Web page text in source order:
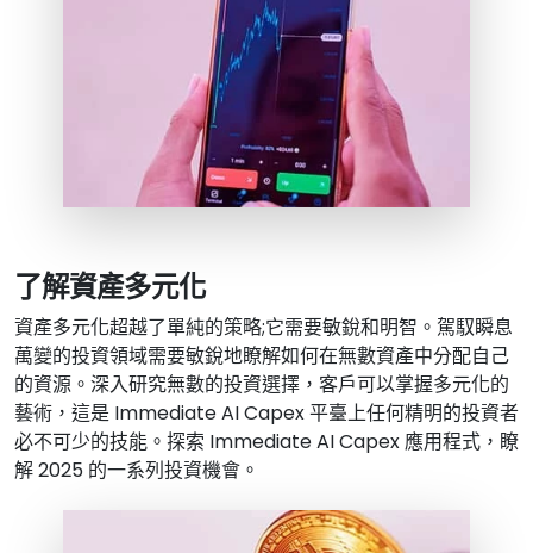
了解資產多元化
資產多元化超越了單純的策略;它需要敏銳和明智。駕馭瞬息
萬變的投資領域需要敏銳地瞭解如何在無數資產中分配自己
的資源。深入研究無數的投資選擇，客戶可以掌握多元化的
藝術，這是 Immediate AI Capex 平臺上任何精明的投資者
必不可少的技能。探索 Immediate AI Capex 應用程式，瞭
解 2025 的一系列投資機會。